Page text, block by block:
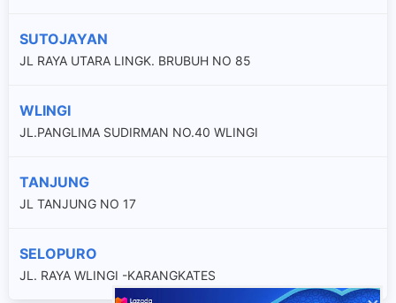
SUTOJAYAN
JL RAYA UTARA LINGK. BRUBUH NO 85
WLINGI
JL.PANGLIMA SUDIRMAN NO.40 WLINGI
TANJUNG
JL TANJUNG NO 17
SELOPURO
JL. RAYA WLINGI -KARANGKATES